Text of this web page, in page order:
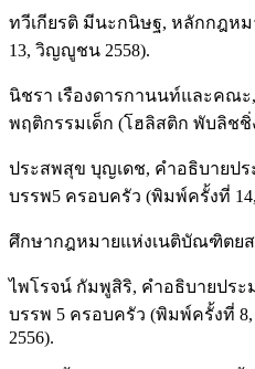
ทวีเกียรติ มีนะกนิษฐ, หลักกฎห
13, วิญญูชน 2558).
นิชรา เรืองดารกานนท์และคณ
พฤติกรรมเด็ก (โฮลิสติก พับลิชชิ่
ประสพสุข บุญเดช, คำอธิบายป
บรรพ5 ครอบครัว (พิมพ์ครั้งที่
ศึกษากฎหมายแห่งเนติบัณฑิตยส
ไพโรจน์ กัมพูสิริ, คำอธิบายปร
บรรพ 5 ครอบครัว (พิมพ์ครั้งที่
2556).